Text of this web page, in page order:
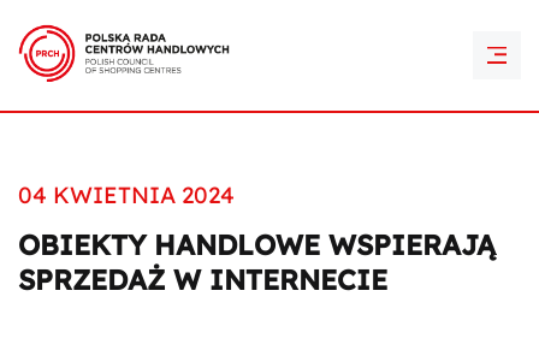
04 KWIETNIA 2024
OBIEKTY HANDLOWE WSPIERAJĄ
SPRZEDAŻ W INTERNECIE